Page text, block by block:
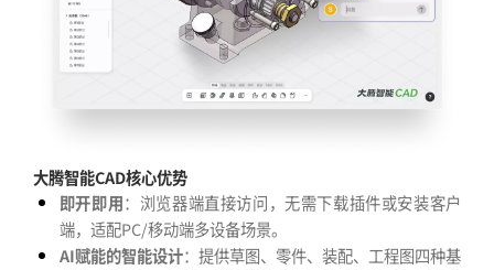
大腾智能CAD核心优势
即开即用：浏览器端直接访问，无需下载插件或安装客户
端，适配PC/移动端多设备场景。
AI赋能的智能设计：提供草图、零件、装配、工程图四种基